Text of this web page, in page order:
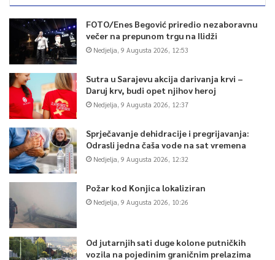
FOTO/Enes Begović priredio nezaboravnu
večer na prepunom trgu na Ilidži
Nedjelja, 9 Augusta 2026, 12:53
Sutra u Sarajevu akcija darivanja krvi –
Daruj krv, budi opet njihov heroj
Nedjelja, 9 Augusta 2026, 12:37
Sprječavanje dehidracije i pregrijavanja:
Odrasli jedna čaša vode na sat vremena
Nedjelja, 9 Augusta 2026, 12:32
Požar kod Konjica lokaliziran
Nedjelja, 9 Augusta 2026, 10:26
Od jutarnjih sati duge kolone putničkih
vozila na pojedinim graničnim prelazima